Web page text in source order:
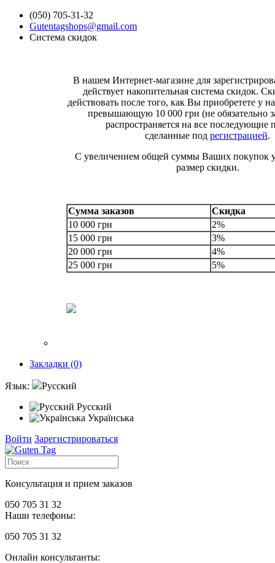
(050) 705-31-32
Gutentagshops@gmail.com
Система скидок
В нашем Интернет-магазине для
действует накопительная система скидок.
действовать после того, как Вы приобретете у
превышающую 10 000 грн (не обязательно
распространяется на все последующие
сделанные под регистрацией.
С увеличением общей суммы Ваших покупок
размер скидки.
Сумма заказов
Скидка
10 000 грн
2%
15 000 грн
3%
20 000 грн
4%
25 000 грн
5%
Закладки (0)
Язык:
Русский
Русский
Українська
Войти Зарегистрироваться
Консультация и прием заказов
050 705 31 32
Наши телефоны:
050 705 31 32
Онлайн консультанты: